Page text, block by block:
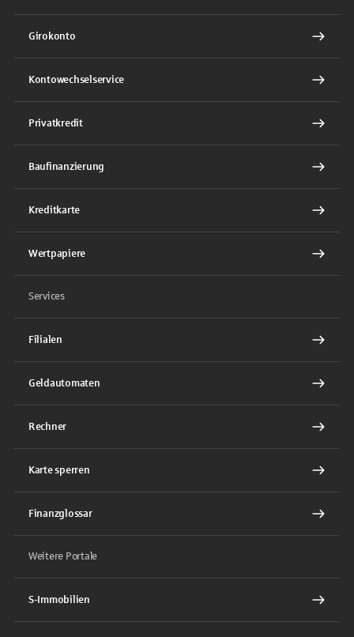
Girokonto
Kontowechselservice
Privatkredit
Baufinanzierung
Kreditkarte
Wertpapiere
Services
Filialen
Geldautomaten
Rechner
Karte sperren
Finanzglossar
Weitere Portale
S-Immobilien